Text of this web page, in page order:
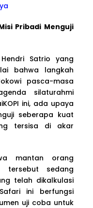
Pribadi Menguji
Satrio yang
bahwa langkah
pasca-masa
silaturahmi
ini, ada upaya
seberapa kuat
tersisa di akar
mantan orang
sedang
telah dikalkulasi
ini berfungsi
uji coba untuk